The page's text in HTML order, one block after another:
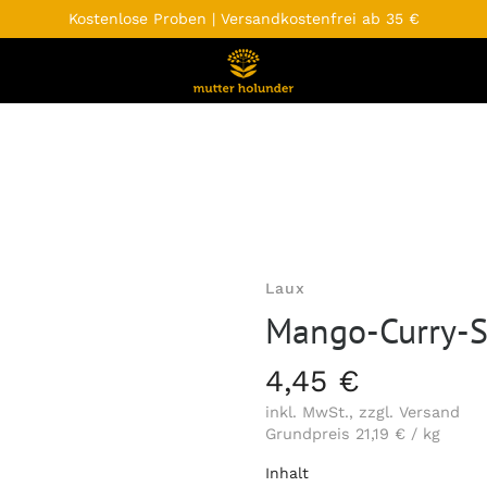
Kostenlose Proben | Versandkostenfrei ab 35 €
Laux
Mango-Curry-
4,45 €
inkl. MwSt., zzgl. Versand
Grundpreis 21,19 € / kg
Inhalt
Variante